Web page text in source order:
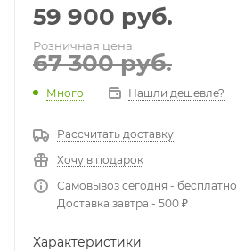
59 900 руб.
Розничная цена
67 300руб.
Много Нашли дешевле?
Рассчитать доставку
Хочу в подарок
Самовывоз сегодня - бесплатно
Доставка завтра - 500 ₽
Характеристики